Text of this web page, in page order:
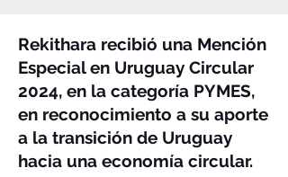
Rekithara recibió una Mención
Especial en Uruguay Circular
2024, en la categoría PYMES,
en reconocimiento a su aporte
a la transición de Uruguay
hacia una economía circular.